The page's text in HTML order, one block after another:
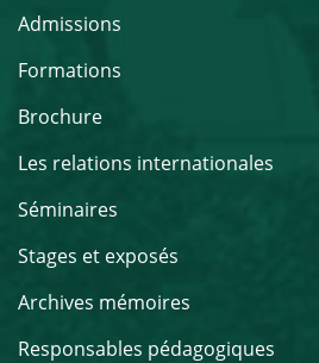
Admissions
Formations
Brochure
Les relations internationales
Séminaires
Stages et exposés
Archives mémoires
Responsables pédagogiques